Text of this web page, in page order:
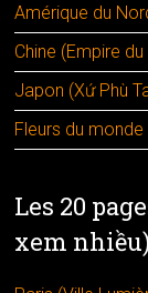
Amérique du
Chine (Empire
Japon (Xứ Phù
Fleurs du monde
Les 20
xem